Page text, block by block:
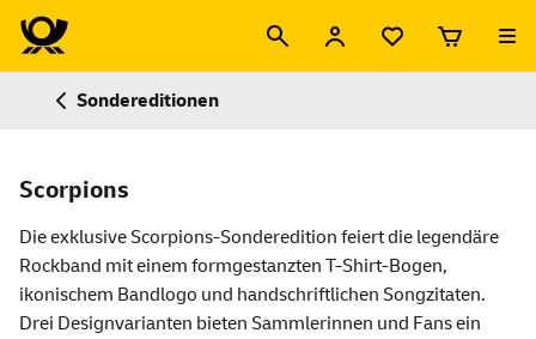
Sondereditionen
Scorpions
Die exklusive Scorpions-Sonderedition feiert die legendäre
Rockband mit einem formgestanzten T-Shirt-Bogen,
ikonischem Bandlogo und handschriftlichen Songzitaten.
Drei Designvarianten bieten Sammlerinnen und Fans ein